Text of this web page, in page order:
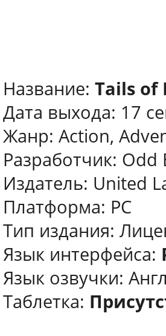
Название: Tails of
Дата выхода: 17
Жанр: Action,
Разработчик: Odd
Издатель: United
Платформа: PC
Тип издания:
Язык интерфейса:
Язык озвучки:
Таблетка: